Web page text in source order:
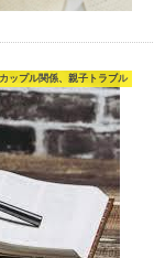
カップル関係、親子トラブル